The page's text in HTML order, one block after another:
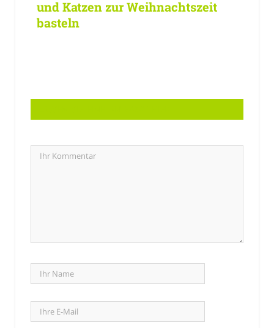
und Katzen zur Weihnachtszeit
basteln